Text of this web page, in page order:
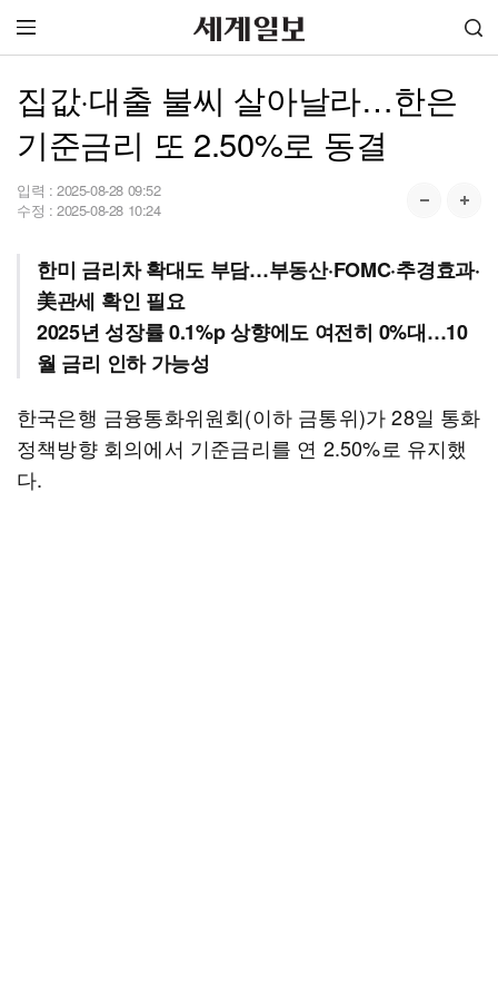
집값·대출 불씨 살아날라…한은
기준금리 또 2.50%로 동결
입력 : 2025-08-28 09:52
수정 : 2025-08-28 10:24
한미 금리차 확대도 부담…부동산·FOMC·추경효과·
美관세 확인 필요
2025년 성장률 0.1%p 상향에도 여전히 0%대…10
월 금리 인하 가능성
한국은행 금융통화위원회(이하 금통위)가 28일 통화
정책방향 회의에서 기준금리를 연 2.50%로 유지했
다.